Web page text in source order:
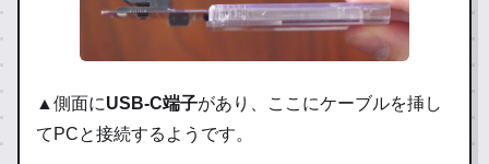
▲側面にUSB-C端子があり、ここにケーブルを挿し
てPCと接続するようです。